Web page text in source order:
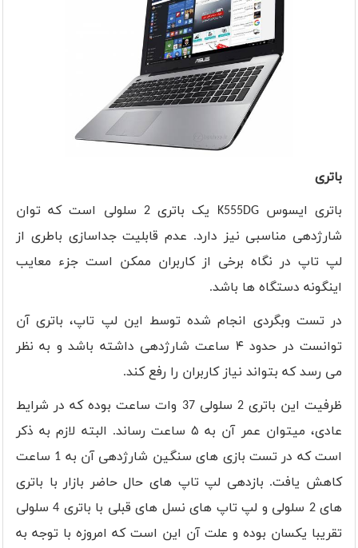
باتری
باتری ایسوسK555DG
یک باتری 2 سلولی است که توان
شارژدهی مناسبی نیز دارد. عدم قابلیت جداسازی باطری از
لپ تاپ در نگاه برخی از کاربران ممکن است جزء معایب
اینگونه دستگاه ها باشد.
در تست وبگردی انجام شده توسط این لپ تاپ، باتری آن
توانست در حدود ۴ ساعت شارژدهی داشته باشد و به نظر
می رسد که بتواند نیاز کاربران را رفع کند.
ظرفیت این باتری 2 سلولی 37 وات ساعت بوده که در شرایط
عادی، میتوان عمر آن به ۵ ساعت رساند. البته لازم به ذکر
است که در تست بازی های سنگین شارژدهی آن به 1 ساعت
کاهش یافت. بازدهی لپ تاپ های حال حاضر بازار با باتری
های 2 سلولی و لپ تاپ های نسل های قبلی با باتری 4 سلولی
تقریبا یکسان بوده و علت آن این است که امروزه با توجه به